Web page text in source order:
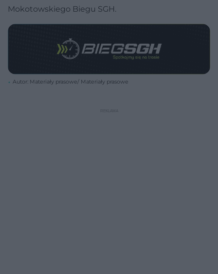
Mokotowskiego Biegu SGH.
Autor: Materiały prasowe/ Materiały prasowe